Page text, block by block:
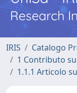
Research
IRIS
Catalogo
1 Contributo
1.1.1 Articolo